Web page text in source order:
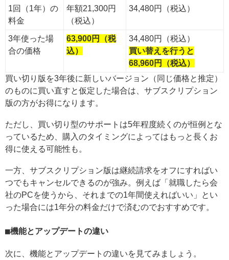
1回（1年）の
料金
年額21,300円
（税込）
34,480円（税込）
3年使った場
合の価格
63,900円（税
込）
34,480円（税込）
買い替えを行うと
68,960円（税込）
買い切り版を3年後に新しいバージョン（同じ価格と推定）
のものに買い直すと仮定した場合は、サブスクリプション
版の方がお得になります。
ただし、買い切り型のサポートは5年程度続くのが恒例とな
っているため、購入のタイミングによってはもっと長くお
得に使える可能性も。
一方、サブスクリプション版は継続請求をオフにすればい
つでもキャンセルできるのが強み。例えば「就職したら会
社のPCを使うから、それまでの1年間使えればいい」とい
った場合には1年分の料金だけで済むのでおすすめです。
機能とアップデートの違い
次に、機能とアップデートの違いを見てみましょう。